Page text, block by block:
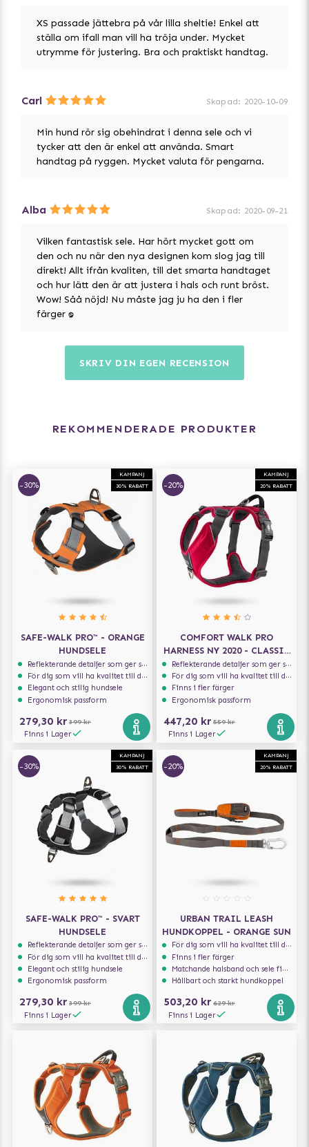
XS passade jättebra på vår lilla sheltie! Enkel att
ställa om ifall man vill ha tröja under. Mycket
utrymme för justering. Bra och praktiskt handtag.
Carl Skapad: 2020-10-09
Min hund rör sig obehindrat i denna sele och vi
tycker att den är enkel att använda. Smart
handtag på ryggen. Mycket valuta för pengarna.
Alba Skapad: 2020-09-21
Vilken fantastisk sele. Har hört mycket gott om
den och nu när den nya designen kom slog jag till
direkt! Allt ifrån kvaliten, till det smarta handtaget
och hur lätt den är att justera i hals och runt bröst.
Wow! Såå nöjd! Nu måste jag ju ha den i fler
färger :D
SKRIV DIN EGEN RECENSION
REKOMMENDERADE PRODUKTER
KAMPANJ
30% RABATT
-30%
SAFE-WALK PRO™ - ORANGE
HUNDSELE
Reflekterande detaljer som ger synlighet i svagt ljus
För dig som vill ha kvalitet till din hund!
Elegant och stilig hundsele
Ergonomisk passform
279,30 kr 399 kr
Finns i Lager
KAMPANJ
20% RABATT
-20%
COMFORT WALK PRO
HARNESS NY 2020 - CLASSIC
RED
Reflekterande detaljer som ger synlighet i svagt ljus
För dig som vill ha kvalitet till din hund!
Finns i fler färger
Ergonomisk passform
447,20 kr 559 kr
Finns i Lager
KAMPANJ
30% RABATT
-30%
SAFE-WALK PRO™ - SVART
HUNDSELE
Reflekterande detaljer som ger synlighet i svagt ljus
För dig som vill ha kvalitet till din hund!
Elegant och stilig hundsele
Ergonomisk passform
279,30 kr 399 kr
Finns i Lager
KAMPANJ
20% RABATT
-20%
URBAN TRAIL LEASH
HUNDKOPPEL - ORANGE SUN
För dig som vill ha kvalitet till din hund!
Finns i fler färger
Matchande halsband och sele finns att köpa till
Hållbart och starkt hundkoppel
503,20 kr 629 kr
Finns i Lager